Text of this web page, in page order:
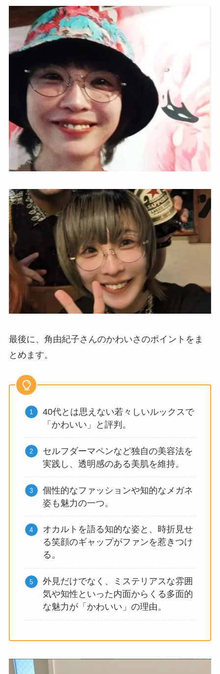
最後に、角由紀子さんのかわいさのポイントをま
とめます。
40代とは思えない若々しいルックスで
「かわいい」と評判。
セルフダーマペンなど独自の美容法を
実践し、透明感のある美肌を維持。
個性的なファッションや知的なメガネ
姿も魅力の一つ。
オカルトを語る知的な姿と、時折見せ
る笑顔のギャップがファンを惹きつけ
る。
外見だけでなく、ミステリアスな雰囲
気や知性といった内面からくる多面的
な魅力が「かわいい」の理由。